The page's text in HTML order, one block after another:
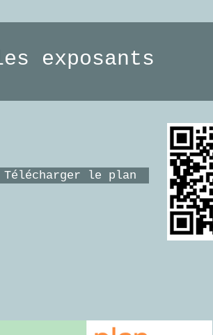
exposants
Télécharger le plan